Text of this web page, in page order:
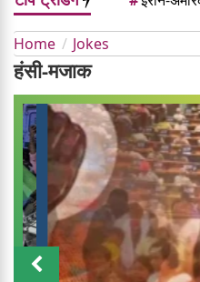
Home Jokes
हंसी-मजाक